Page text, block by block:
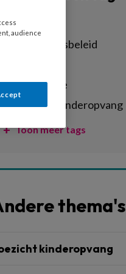
Alle tags
achterstandsbeleid
administratie
agrarische kinderopvang
Toon meer tags
thema's
kinderopvang
audience